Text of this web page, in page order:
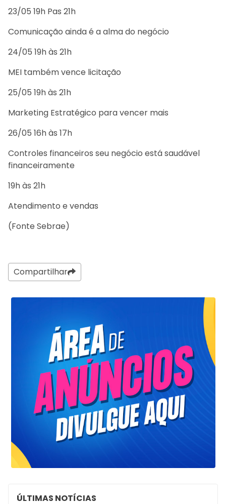
23/05 19h Pas 21h
Comunicação ainda é a alma do negócio
24/05 19h às 21h
MEI também vence licitação
25/05 19h às 21h
Marketing Estratégico para vencer mais
26/05 16h às 17h
Controles financeiros seu negócio está saudável
financeiramente
19h às 21h
Atendimento e vendas
(Fonte Sebrae)
Compartilhar
ÚLTIMAS NOTÍCIAS